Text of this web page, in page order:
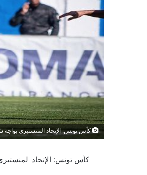
كأس تونس: الإتحاد المنستيري يواجه
كأس تونس: الإتحاد